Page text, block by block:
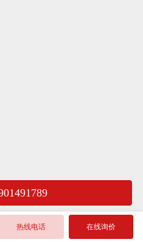
热线电话 在线询价